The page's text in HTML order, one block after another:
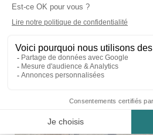
Formation Ostéopathe
partenariat
Présentation, Horaires et